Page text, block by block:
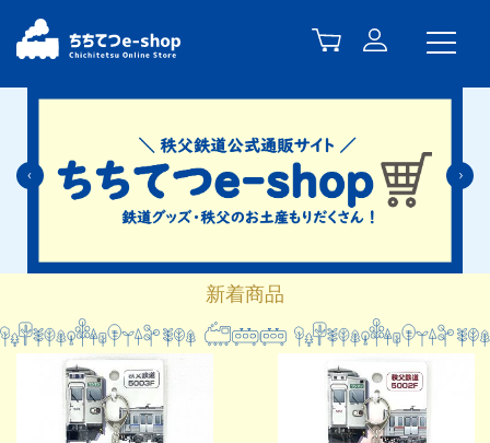
Previous
新着商品